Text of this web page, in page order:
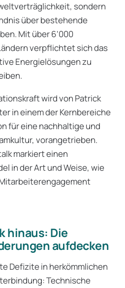
sondern
über bestehende
Mit über 6'000
verpflichtet sich das
Energielösungen zu
wird von Patrick
in einem der Kernbereiche
für eine nachhaltige und
vorangetrieben.
markiert einen
in der Art und Weise, wie
hinaus: Die
aufdecken
Defizite in herkömmlichen
Technische